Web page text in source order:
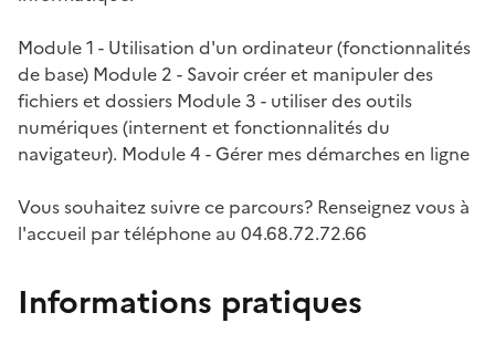
Module 1 - Utilisation d'un ordinateur (fonctionnalités
de base) Module 2 - Savoir créer et manipuler des
fichiers et dossiers Module 3 - utiliser des outils
numériques (internent et fonctionnalités du
navigateur). Module 4 - Gérer mes démarches en ligne
Vous souhaitez suivre ce parcours? Renseignez vous à
l'accueil par téléphone au 04.68.72.72.66
Informations pratiques